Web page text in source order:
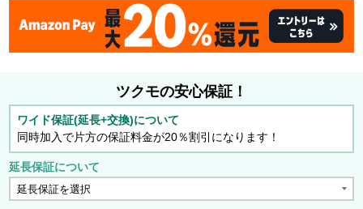
ツクモの安心保証！
ワイド保証(延長+交換)について
同時加入で片方の保証料金が20％割引になります！
延長保証について